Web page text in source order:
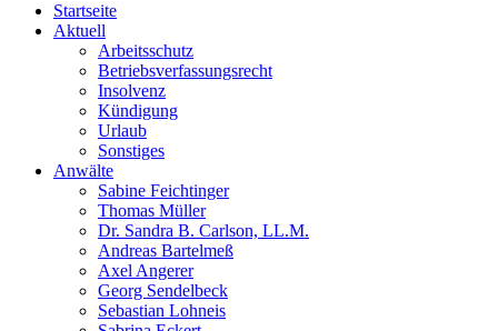
Startseite
Aktuell
Arbeitsschutz
Betriebsverfassungsrecht
Insolvenz
Kündigung
Urlaub
Sonstiges
Anwälte
Sabine Feichtinger
Thomas Müller
Dr. Sandra B. Carlson, LL.M.
Andreas Bartelmeß
Axel Angerer
Georg Sendelbeck
Sebastian Lohneis